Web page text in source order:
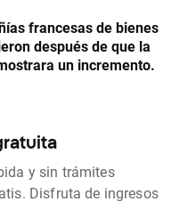
francesas de bienes
después de que la
un incremento.
y sin trámites
Disfruta de ingresos